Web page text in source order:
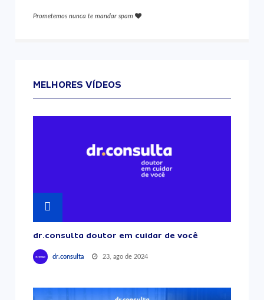
Prometemos nunca te mandar spam
MELHORES VÍDEOS
dr.consulta doutor em cuidar de você
dr.consulta 23, ago de 2024